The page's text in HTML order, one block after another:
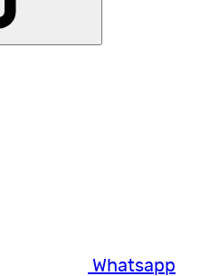
Whatsapp